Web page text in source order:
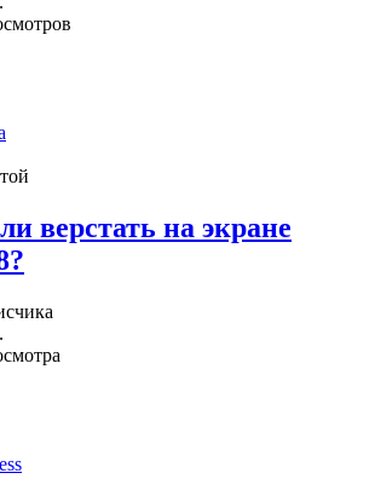
верстать на экране